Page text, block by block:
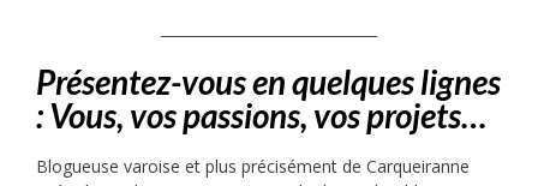
Présentez-vous en quelques lignes
: Vous, vos passions, vos projets…
Blogueuse varoise et plus précisément de Carqueiranne